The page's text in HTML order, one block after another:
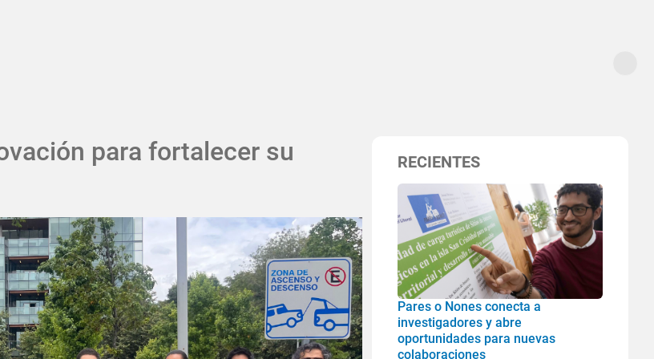
para fortalecer su
RECIENTES
Pares o Nones conecta a
investigadores y abre
oportunidades para nuevas
colaboraciones